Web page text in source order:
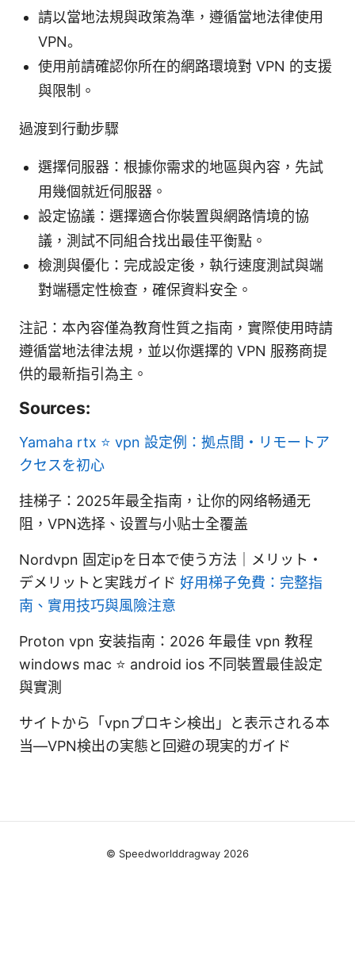
請以當地法規與政策為準，遵循當地法律使用
VPN。
使用前請確認你所在的網路環境對 VPN 的支援
與限制。
過渡到行動步驟
選擇伺服器：根據你需求的地區與內容，先試
用幾個就近伺服器。
設定協議：選擇適合你裝置與網路情境的協
議，測試不同組合找出最佳平衡點。
檢測與優化：完成設定後，執行速度測試與端
對端穩定性檢查，確保資料安全。
注記：本內容僅為教育性質之指南，實際使用時請
遵循當地法律法規，並以你選擇的 VPN 服務商提
供的最新指引為主。
Sources:
Yamaha rtx ⭐ vpn 設定例：拠点間・リモートア
クセスを初心
挂梯子：2025年最全指南，让你的网络畅通无
阻，VPN选择、设置与小贴士全覆盖
Nordvpn 固定ipを日本で使う方法｜メリット・
デメリットと実践ガイド 好用梯子免費：完整指
南、實用技巧與風險注意
Proton vpn 安装指南：2026 年最佳 vpn 教程
windows mac ⭐ android ios 不同裝置最佳設定
與實測
サイトから「vpnプロキシ検出」と表示される本
当—VPN検出の実態と回避の現実的ガイド
© Speedworlddragway 2026